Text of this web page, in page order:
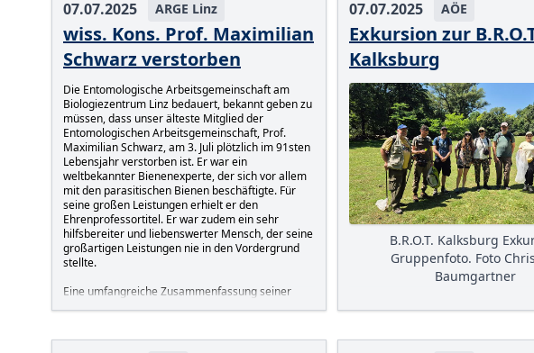
07.07.2025 ARGE Linz
wiss. Kons. Prof. Maximilian
Schwarz verstorben
Die Entomologische Arbeitsgemeinschaft am
Biologiezentrum Linz bedauert, bekannt geben zu
müssen, dass unser älteste Mitglied der
Entomologischen Arbeitsgemeinschaft, Prof.
Maximilian Schwarz, am 3. Juli plötzlich im 91sten
Lebensjahr verstorben ist. Er war ein
weltbekannter Bienenexperte, der sich vor allem
mit den parasitischen Bienen beschäftigte. Für
seine großen Leistungen erhielt er den
Ehrenprofessortitel. Er war zudem ein sehr
hilfsbereiter und liebenswerter Mensch, der seine
großartigen Leistungen nie in den Vordergrund
stellte.
Eine umfangreiche Zusammenfassung seiner
07.07.2025 AÖE
Exkursion zur
Kalksburg
B.R.O.T. Kalksburg
Gruppenfoto. Foto
Baumgartner
Am 5. Juli lud unser Mitglied Per